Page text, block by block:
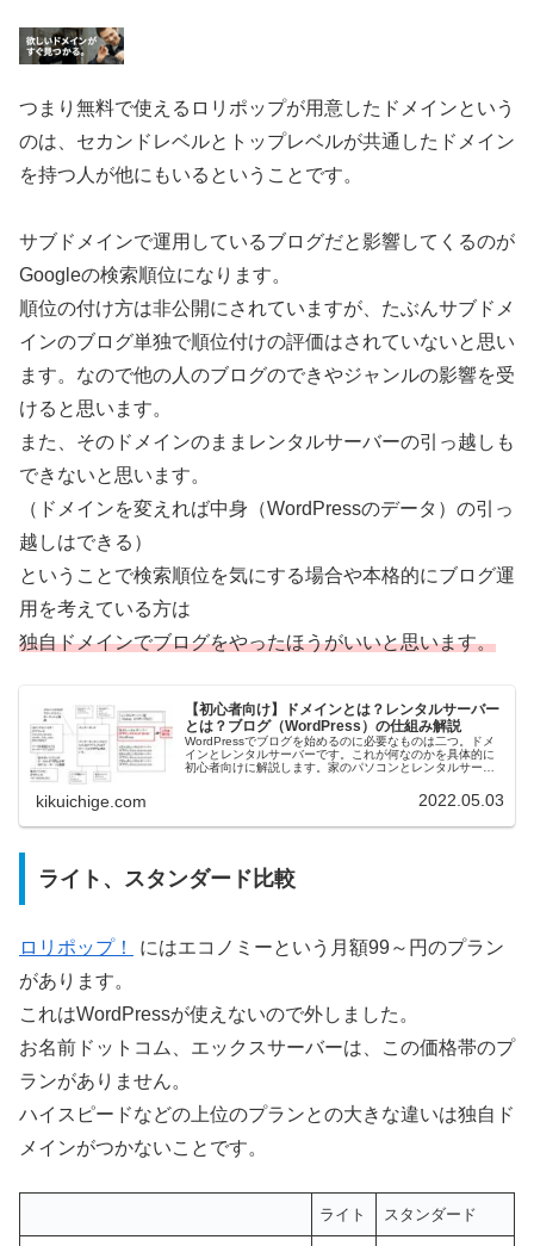
つまり無料で使えるロリポップが用意したドメインという
のは、セカンドレベルとトップレベルが共通したドメイン
を持つ人が他にもいるということです。
サブドメインで運用しているブログだと影響してくるのが
Googleの検索順位になります。
順位の付け方は非公開にされていますが、たぶんサブドメ
インのブログ単独で順位付けの評価はされていないと思い
ます。なので他の人のブログのできやジャンルの影響を受
けると思います。
また、そのドメインのままレンタルサーバーの引っ越しも
できないと思います。
（ドメインを変えれば中身（WordPressのデータ）の引っ
越しはできる）
ということで検索順位を気にする場合や本格的にブログ運
用を考えている方は
独自ドメインでブログをやったほうがいいと思います。
【初心者向け】ドメインとは？レンタルサーバー
とは？ブログ（WordPress）の仕組み解説
WordPressでブログを始めるのに必要なものは二つ。ドメ
インとレンタルサーバーです。これが何なのかを具体的に
初心者向けに解説します。家のパソコンとレンタルサーバ
kikuichige.com 2022.05.03
ライト、スタンダード比較
ロリポップ！
にはエコノミーという月額99～円のプラン
があります。
これはWordPressが使えないので外しました。
お名前ドットコム、エックスサーバーは、この価格帯のプ
ランがありません。
ハイスピードなどの上位のプランとの大きな違いは独自ド
メインがつかないことです。
ライト スタンダード